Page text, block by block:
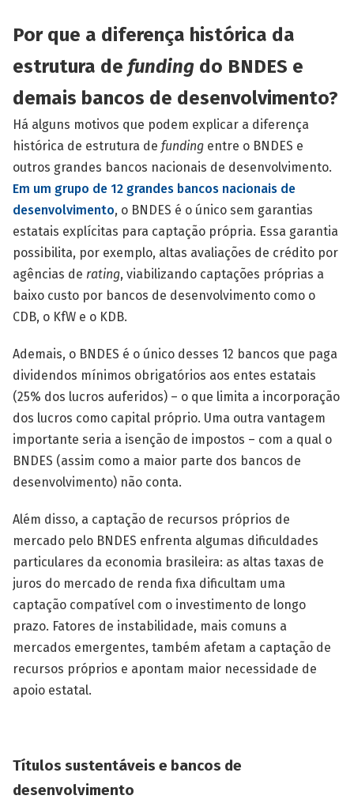
Por que a diferença histórica da
estrutura de funding do BNDES e
demais bancos de desenvolvimento?
Há alguns motivos que podem explicar a diferença
histórica de estrutura de funding entre o BNDES e
outros grandes bancos nacionais de desenvolvimento.
Em um grupo de 12 grandes bancos nacionais de
desenvolvimento, o BNDES é o único sem garantias
estatais explícitas para captação própria. Essa garantia
possibilita, por exemplo, altas avaliações de crédito por
agências de rating, viabilizando captações próprias a
baixo custo por bancos de desenvolvimento como o
CDB, o KfW e o KDB.
Ademais, o BNDES é o único desses 12 bancos que paga
dividendos mínimos obrigatórios aos entes estatais
(25% dos lucros auferidos) – o que limita a incorporação
dos lucros como capital próprio. Uma outra vantagem
importante seria a isenção de impostos – com a qual o
BNDES (assim como a maior parte dos bancos de
desenvolvimento) não conta.
Além disso, a captação de recursos próprios de
mercado pelo BNDES enfrenta algumas dificuldades
particulares da economia brasileira: as altas taxas de
juros do mercado de renda fixa dificultam uma
captação compatível com o investimento de longo
prazo. Fatores de instabilidade, mais comuns a
mercados emergentes, também afetam a captação de
recursos próprios e apontam maior necessidade de
apoio estatal.
Títulos sustentáveis e bancos de
desenvolvimento